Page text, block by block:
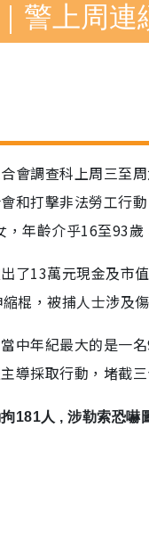
警上周連
會調查科上周三至
和打擊非法勞工行
年齡介乎16至93
了13萬元現金及市
棍，被捕人士涉及
中年紀最大的是一
導採取行動，堵截
181人 , 涉勒索恐嚇